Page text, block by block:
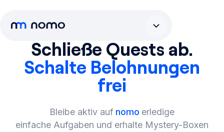
Schließe Quests ab.
Schalte Belohnungen
frei
Bleibe aktiv auf nomo erledige
einfache Aufgaben und erhalte Mystery-Boxen